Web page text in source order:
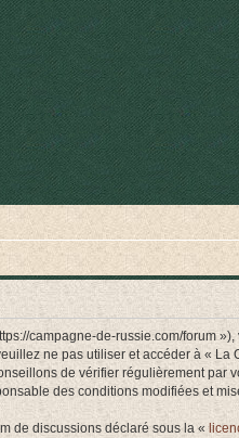
campagne-de-russie.com/forum
ne pas utiliser et accéder à «
de vérifier régulièrement par
des conditions modifiées et
de discussions déclaré sous la «